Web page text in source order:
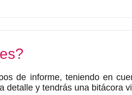
de informe, teniendo en
detalle y tendrás una bitácora